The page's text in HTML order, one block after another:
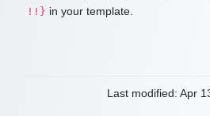
!!} in your template.
Last modified: Apr